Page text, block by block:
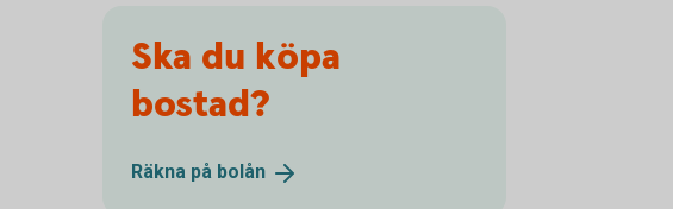
Ska du köpa
bostad?
Räkna på bolån